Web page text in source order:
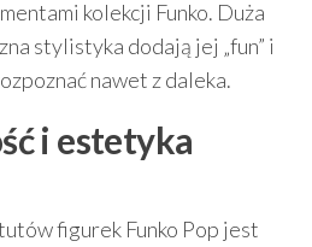
kolekcji Funko. Duża
stylistyka dodają jej „fun” i
nawet z daleka.
i estetyka
figurek Funko Pop jest